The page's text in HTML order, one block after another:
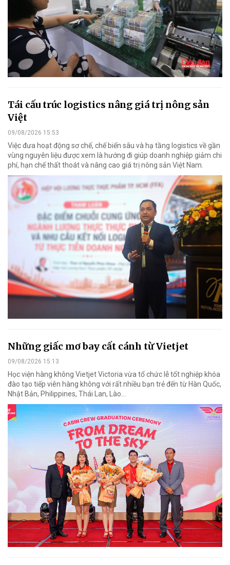
Tái cấu trúc logistics nâng giá trị nông sản
Việt
09/08/2026 15:53
Việc đưa hoạt động sơ chế, chế biến sâu và hạ tầng logistics về gần
vùng nguyên liệu được xem là hướng đi giúp doanh nghiệp giảm chi
phí, hạn chế thất thoát và nâng cao giá trị nông sản Việt Nam.
Những giấc mơ bay cất cánh từ Vietjet
09/08/2026 15:13
Học viện hàng không Vietjet Victoria vừa tổ chức lễ tốt nghiệp khóa
đào tạo tiếp viên hàng không với rất nhiều bạn trẻ đến từ Hàn Quốc,
Nhật Bản, Philippines, Thái Lan, Lào…